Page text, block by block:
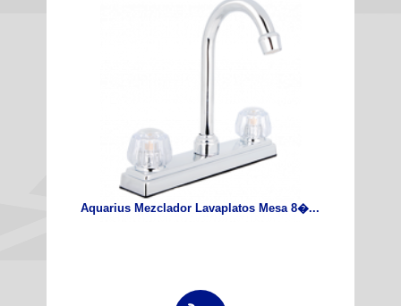
Aquarius Mezclador Lavaplatos Mesa 8�...